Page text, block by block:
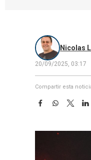
Nicolas
20/09/2025, 03:17
Compartir esta
F
e
W
t
T
w
t
L
k